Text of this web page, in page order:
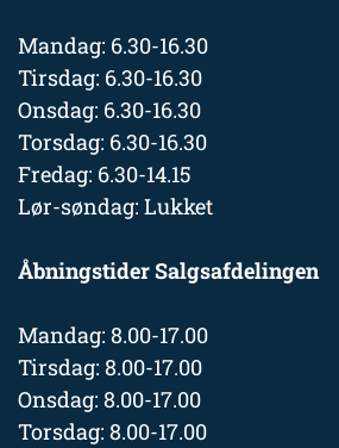
Mandag: 6.30-16.30
Tirsdag: 6.30-16.30
Onsdag: 6.30-16.30
Torsdag: 6.30-16.30
Fredag: 6.30-14.15
Lør-søndag: Lukket
Åbningstider Salgsafdelingen
Mandag: 8.00-17.00
Tirsdag: 8.00-17.00
Onsdag: 8.00-17.00
Torsdag: 8.00-17.00